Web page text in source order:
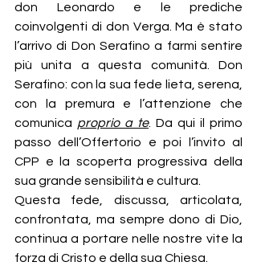
don Leonardo e le prediche
coinvolgenti di don Verga. Ma è stato
l’arrivo di Don Serafino a farmi sentire
più unita a questa comunità. Don
Serafino: con la sua fede lieta, serena,
con la premura e l’attenzione che
comunica proprio a te. Da qui il primo
passo dell’Offertorio e poi l’invito al
CPP e la scoperta progressiva della
sua grande sensibilità e cultura.
Questa fede, discussa, articolata,
confrontata, ma sempre dono di Dio,
continua a portare nelle nostre vite la
forza di Cristo e della sua Chiesa.